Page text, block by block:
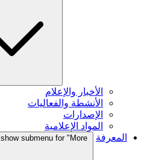
الأخبار والإعلام
الأنشطة والفعاليات
الإصدارات
المواد الإعلامية
المعرفة
show submenu for "More"